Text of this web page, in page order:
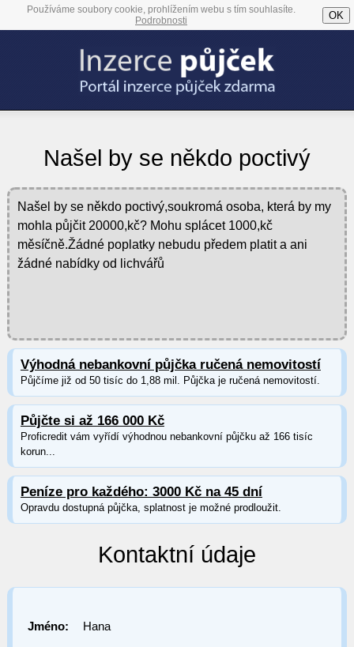
Používáme soubory cookie, prohlížením webu s tím souhlasíte.
Podrobnosti
OK
Našel by se někdo poctivý
Našel by se někdo poctivý,soukromá osoba, která by my
mohla půjčit 20000,kč? Mohu splácet 1000,kč
měsíčně.Žádné poplatky nebudu předem platit a ani
žádné nabídky od lichvářů
Výhodná nebankovní půjčka ručená nemovitostí
Půjčíme již od 50 tisíc do 1,88 mil. Půjčka je ručená nemovitostí.
Půjčte si až 166 000 Kč
Proficredit vám vyřídí výhodnou nebankovní půjčku až 166 tisíc
korun...
Peníze pro každého: 3000 Kč na 45 dní
Opravdu dostupná půjčka, splatnost je možné prodloužit.
Kontaktní údaje
Jméno: Hana